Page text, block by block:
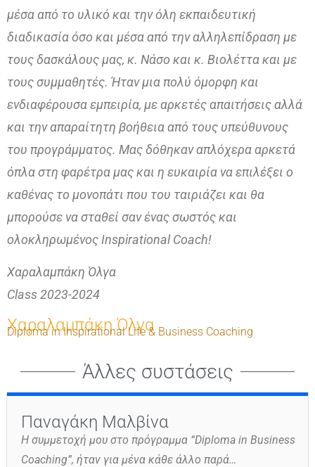
μέσα από το υλικό και την όλη εκπαιδευτική
διαδικασία όσο και μέσα από την αλληλεπίδραση με
τους δασκάλους μας, κ. Νάσο και κ. Βιολέττα και με
τους συμμαθητές. Ήταν μια πολύ όμορφη και
ενδιαφέρουσα εμπειρία, με αρκετές απαιτήσεις αλλά
και την απαραίτητη βοήθεια από τους υπεύθυνους
του προγράμματος. Μας δόθηκαν απλόχερα αρκετά
όπλα στη φαρέτρα μας και η ευκαιρία να επιλέξει ο
καθένας το μονοπάτι που του ταιριάζει και θα
μπορούσε να σταθεί σαν ένας σωστός και
ολοκληρωμένος Inspirational Coach!
Χαραλαμπάκη Όλγα
Class 2023-2024
Χαραλαμπάκη Όλγα
Diploma in Inspirational Life & Business Coaching
Άλλες συστάσεις
Παναγάκη Μαλβίνα
Η συμμετοχή μου στο πρόγραμμα “Diploma in Business
Coaching”, ήταν για μένα κάθε άλλο παρά…